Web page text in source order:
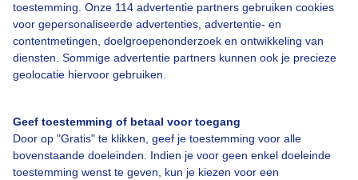
toestemming. Onze 114 advertentie partners gebruiken cookies
voor gepersonaliseerde advertenties, advertentie- en
contentmetingen, doelgroepenonderzoek en ontwikkeling van
diensten. Sommige advertentie partners kunnen ook je precieze
geolocatie hiervoor gebruiken.
Geef toestemming of betaal voor toegang
Door op "Gratis" te klikken, geef je toestemming voor alle
bovenstaande doeleinden. Indien je voor geen enkel doeleinde
toestemming wenst te geven, kun je kiezen voor een
Bedrijfsgegevens
Veelgestelde vragen
Gebruikersvoorwaarden
Adverteren